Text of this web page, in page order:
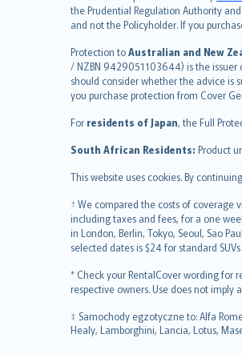
the Prudential Regulation Authority
and not the Policyholder. If you
Protection toAustralian and New
/ NZBN 9429051103644) is the issuer
should consider whether the advice is
you purchase protection from Cover
For residents of Japan, the Full
South African Residents: Product
This website uses cookies. By
† We compared the costs of coverage
including taxes and fees, for a one
in London, Berlin, Tokyo, Seoul, Sao
selected dates is $24 for standard
* Check your RentalCover wording for
respective owners. Use does not
‡ Samochody egzotyczne to: Alfa
Healy, Lamborghini, Lancia, Lotus,
繁體中文
Português
polski
עברית
Português
svenska
日本語
한국어
norsk
suomi
العربيّة
Türkçe
Русский
ภาษาไทย
български
català